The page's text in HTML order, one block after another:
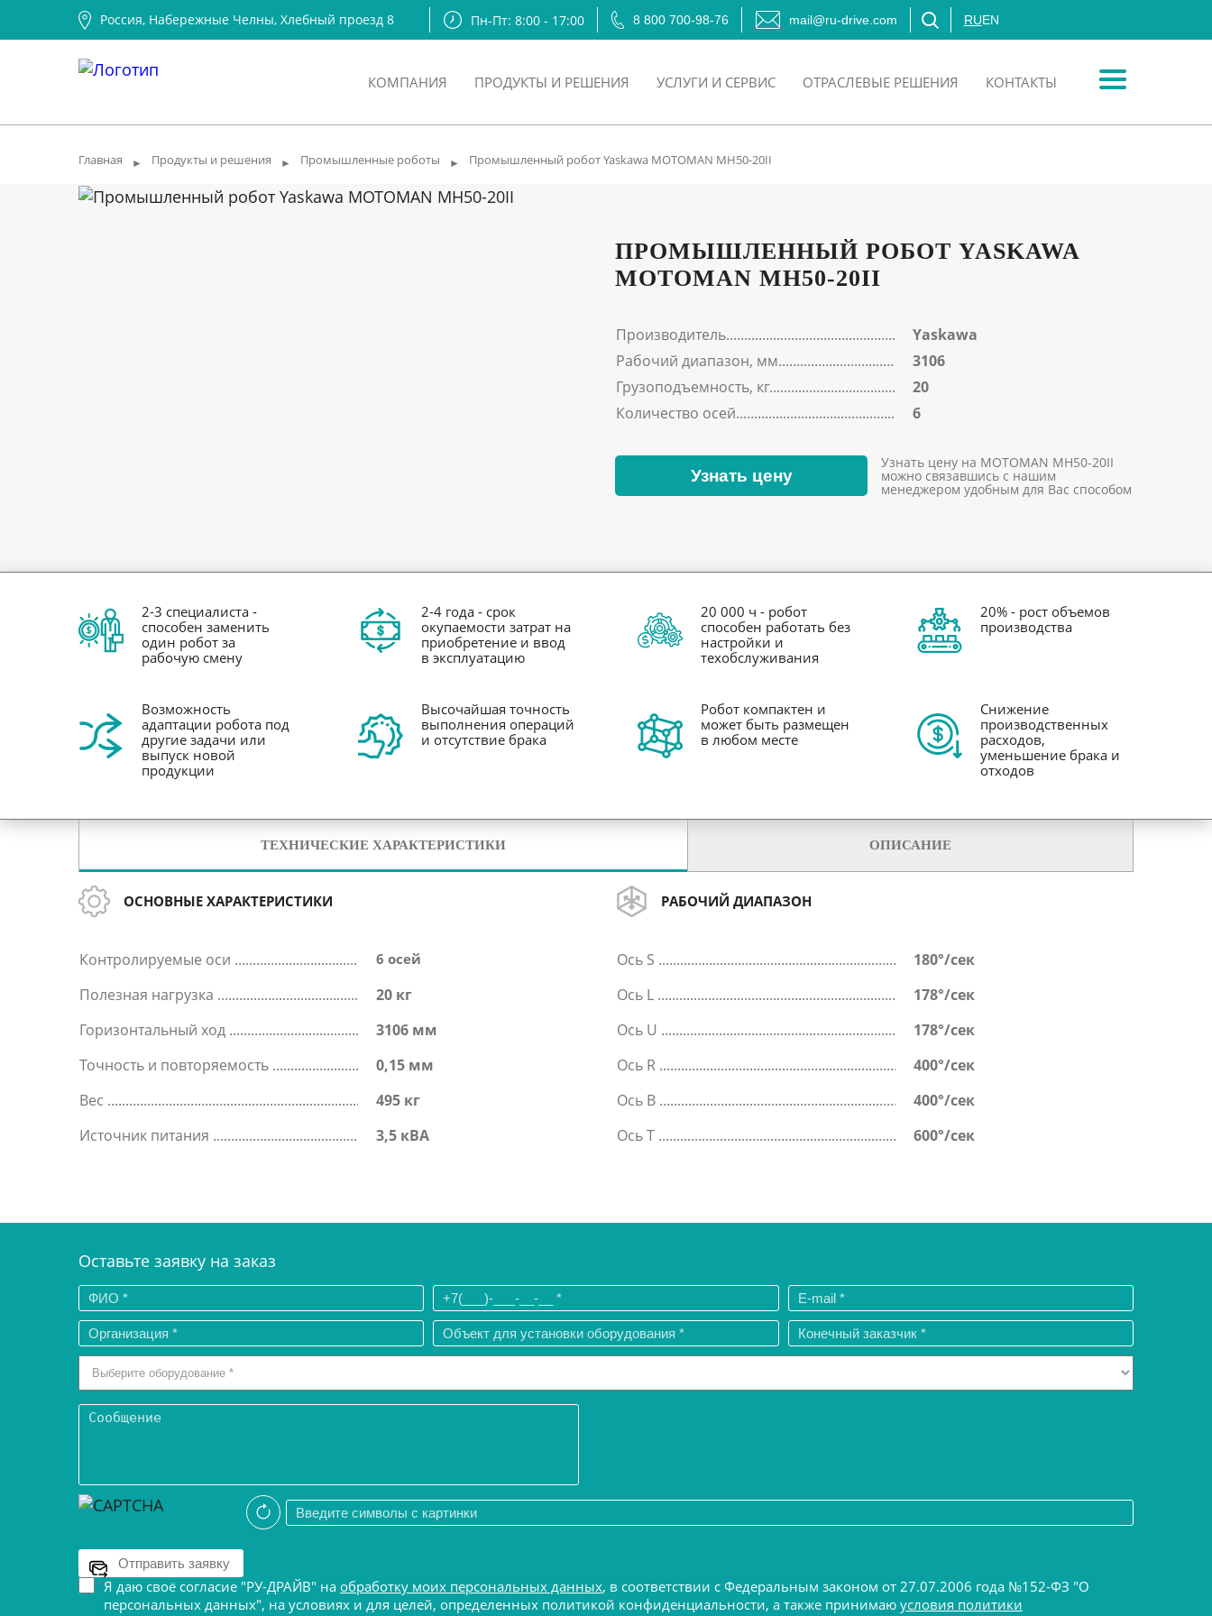
Россия, Набережные Челны, Хлебный проезд 8 Пн-Пт: 8:00 - 17:00 8 800 700-98-76 mail@ru-drive.com RUEN
КОМПАНИЯ ПРОДУКТЫ И РЕШЕНИЯ УСЛУГИ И СЕРВИС ОТРАСЛЕВЫЕ РЕШЕНИЯ КОНТАКТЫ
Главная ► Продукты и решения ► Промышленные роботы ► Промышленный робот Yaskawa MOTOMAN MH50-20II
ПРОМЫШЛЕННЫЙ РОБОТ YASKAWA
MOTOMAN MH50-20II
Производитель
Yaskawa
Рабочий диапазон, мм
3106
Грузоподъемность, кг
20
Количество осей
6
Узнать цену
Узнать цену на MOTOMAN MH50-20II
можно связавшись с нашим
менеджером удобным для Вас способом
2-3 специалиста -
способен заменить
один робот за
рабочую смену
2-4 года - срок
окупаемости затрат на
приобретение и ввод
в эксплуатацию
20 000 ч - робот
способен работать без
настройки и
техобслуживания
20% - рост объемов
производства
Возможность
адаптации робота под
другие задачи или
выпуск новой
продукции
Высочайшая точность
выполнения операций
и отсутствие брака
Робот компактен и
может быть размещен
в любом месте
Снижение
производственных
расходов,
уменьшение брака и
отходов
ТЕХНИЧЕСКИЕ ХАРАКТЕРИСТИКИ ОПИСАНИЕ
ОСНОВНЫЕ ХАРАКТЕРИСТИКИ
Контролируемые оси 6 осей
Полезная нагрузка
20 кг
Горизонтальный ход
3106 мм
Точность и повторяемость
0,15 мм
Вес
495 кг
Источник питания
3,5 кВА
РАБОЧИЙ ДИАПАЗОН
Ось S
180°/сек
Ось L
178°/сек
Ось U
178°/сек
Ось R
400°/сек
Ось B
400°/сек
Ось T
600°/сек
Оставьте заявку на заказ
Я даю своё согласие "РУ-ДРАЙВ" на обработку моих персональных данных, в соответствии с Федеральным законом от 27.07.2006 года №152-ФЗ "О
персональных данных", на условиях и для целей, определенных политикой конфиденциальности, а также принимаю условия политики